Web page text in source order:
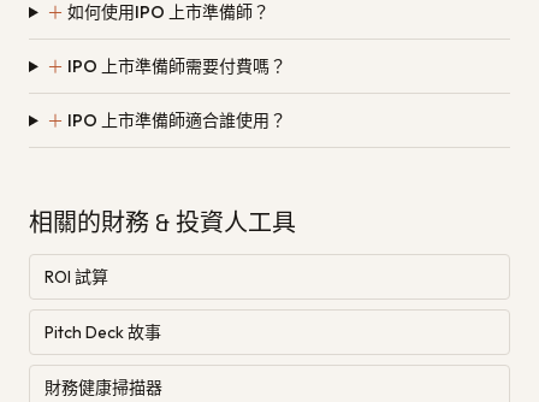
＋ 如何使用IPO 上市準備師？
＋ IPO 上市準備師需要付費嗎？
＋ IPO 上市準備師適合誰使用？
相關的財務 & 投資人工具
ROI 試算
Pitch Deck 故事
財務健康掃描器